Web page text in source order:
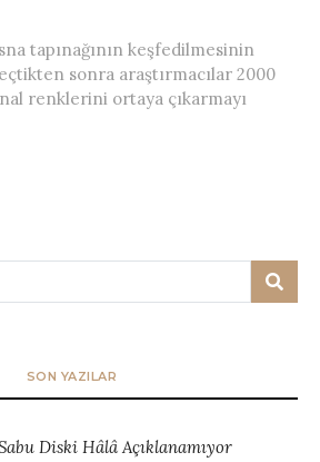
tapınağının keşfedilmesinin
sonra araştırmacılar 2000
renklerini ortaya çıkarmayı
SON YAZILAR
Sabu Diski Hâlâ Açıklanamıyor